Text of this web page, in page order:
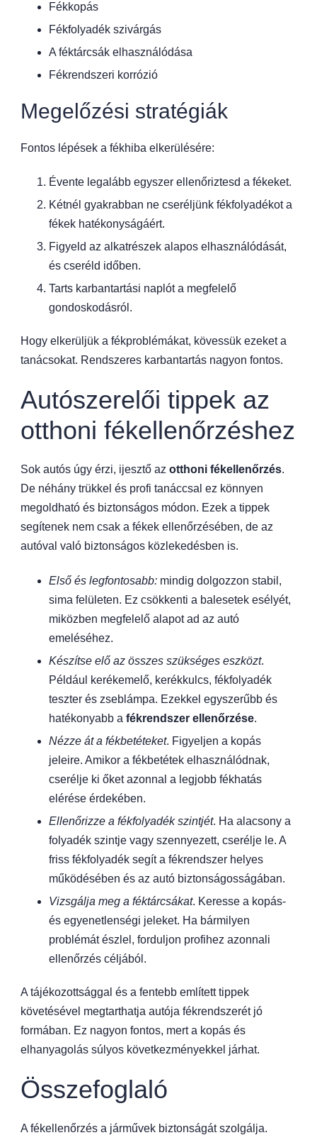
Fékkopás
Fékfolyadék szivárgás
A féktárcsák elhasználódása
Fékrendszeri korrózió
Megelőzési stratégiák
Fontos lépések a fékhiba elkerülésére:
Évente legalább egyszer ellenőriztesd a fékeket.
Kétnél gyakrabban ne cseréljünk fékfolyadékot a
fékek hatékonyságáért.
Figyeld az alkatrészek alapos elhasználódását,
és cseréld időben.
Tarts karbantartási naplót a megfelelő
gondoskodásról.
Hogy elkerüljük a fékproblémákat, kövessük ezeket a
tanácsokat. Rendszeres karbantartás nagyon fontos.
Autószerelői tippek az
otthoni fékellenőrzéshez
Sok autós úgy érzi, ijesztő az otthoni fékellenőrzés.
De néhány trükkel és profi tanáccsal ez könnyen
megoldható és biztonságos módon. Ezek a tippek
segítenek nem csak a fékek ellenőrzésében, de az
autóval való biztonságos közlekedésben is.
Első és legfontosabb: mindig dolgozzon stabil,
sima felületen. Ez csökkenti a balesetek esélyét,
miközben megfelelő alapot ad az autó
emeléséhez.
Készítse elő az összes szükséges eszközt.
Például kerékemelő, kerékkulcs, fékfolyadék
teszter és zseblámpa. Ezekkel egyszerűbb és
hatékonyabb a fékrendszer ellenőrzése.
Nézze át a fékbetéteket. Figyeljen a kopás
jeleire. Amikor a fékbetétek elhasználódnak,
cserélje ki őket azonnal a legjobb fékhatás
elérése érdekében.
Ellenőrizze a fékfolyadék szintjét. Ha alacsony a
folyadék szintje vagy szennyezett, cserélje le. A
friss fékfolyadék segít a fékrendszer helyes
működésében és az autó biztonságosságában.
Vizsgálja meg a féktárcsákat. Keresse a kopás-
és egyenetlenségi jeleket. Ha bármilyen
problémát észlel, forduljon profihez azonnali
ellenőrzés céljából.
A tájékozottsággal és a fentebb említett tippek
követésével megtarthatja autója fékrendszerét jó
formában. Ez nagyon fontos, mert a kopás és
elhanyagolás súlyos következményekkel járhat.
Összefoglaló
A fékellenőrzés a járművek biztonságát szolgálja.